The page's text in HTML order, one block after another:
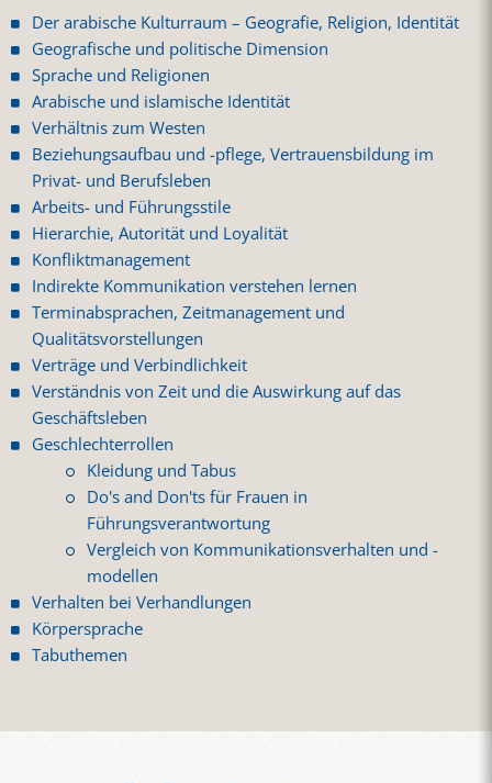
Der arabische Kulturraum – Geografie, Religion, Identität
Geografische und politische Dimension
Sprache und Religionen
Arabische und islamische Identität
Verhältnis zum Westen
Beziehungsaufbau und -pflege, Vertrauensbildung im
Privat- und Berufsleben
Arbeits- und Führungsstile
Hierarchie, Autorität und Loyalität
Konfliktmanagement
Indirekte Kommunikation verstehen lernen
Terminabsprachen, Zeitmanagement und
Qualitätsvorstellungen
Verträge und Verbindlichkeit
Verständnis von Zeit und die Auswirkung auf das
Geschäftsleben
Geschlechterrollen
Kleidung und Tabus
Do's and Don'ts für Frauen in
Führungsverantwortung
Vergleich von Kommunikationsverhalten und -
modellen
Verhalten bei Verhandlungen
Körpersprache
Tabuthemen